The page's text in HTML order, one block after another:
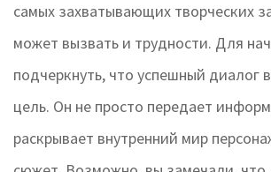
самых захватывающих творческих
может вызвать и трудности. Для
подчеркнуть, что успешный диалог
цель. Он не просто передает
раскрывает внутренний мир